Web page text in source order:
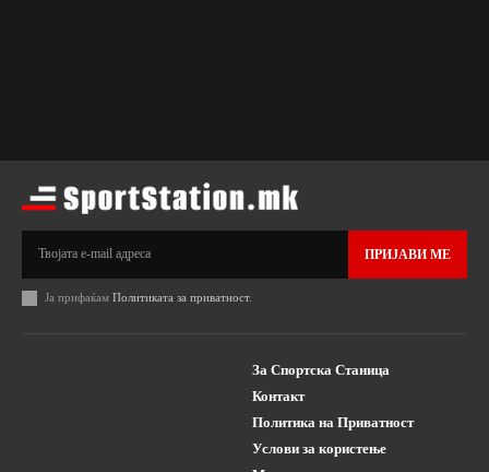
ПРИЈАВИ МЕ
Ја прифаќам Политиката за приватност.
За Спортска Станица
Контакт
Политика на Приватност
Услови за користење